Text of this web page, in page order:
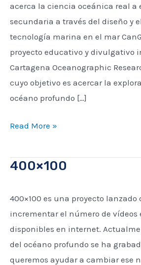
acerca la ciencia oceánica real a
secundaria a través del diseño y
tecnología marina en el mar
proyecto educativo y divulgativo
Cartagena Oceanographic
cuyo objetivo es acercar la
océano profundo […]
Read More »
400×100
400×100 es una proyecto lanzado
incrementar el número de vídeos
disponibles en internet.
del océano profundo se ha
queremos ayudar a cambiar ese
400×100